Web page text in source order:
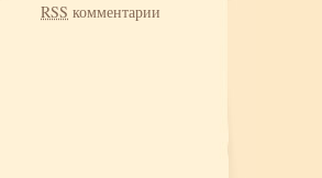
RSS комментарии